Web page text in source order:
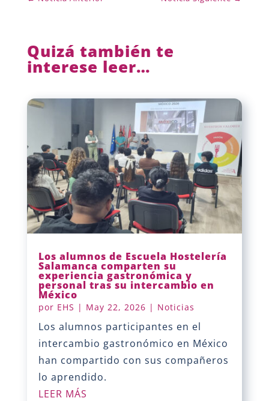
Quizá también te
interese leer…
Los alumnos de Escuela Hostelería
Salamanca comparten su
experiencia gastronómica y
personal tras su intercambio en
México
por EHS | May 22, 2026 | Noticias
Los alumnos participantes en el
intercambio gastronómico en México
han compartido con sus compañeros
lo aprendido.
LEER MÁS